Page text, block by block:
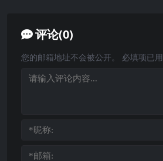
评论(0)
您的邮箱地址不会被公开。 必填项已用